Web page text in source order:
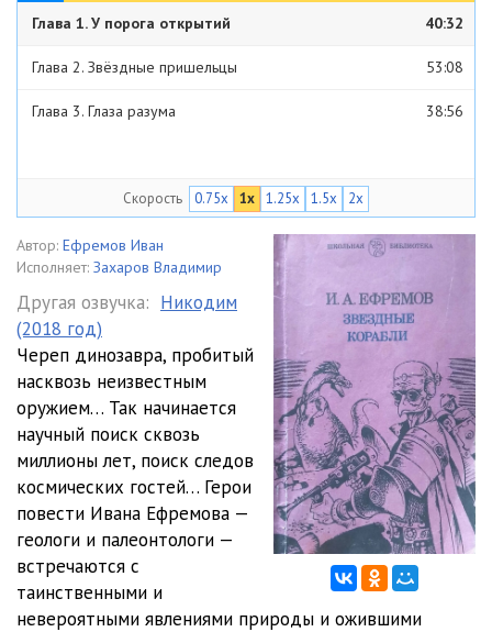
Глава 1. У порога открытий 40:32
Глава 2. Звёздные пришельцы 53:08
Глава 3. Глаза разума 38:56
Скорость 0.75x 1x 1.25x 1.5x 2x
Автор: Ефремов Иван
Исполняет: Захаров Владимир
Другая озвучка: Никодим
(2018 год)
Череп динозавра, пробитый
насквозь неизвестным
оружием… Так начинается
научный поиск сквозь
миллионы лет, поиск следов
космических гостей… Герои
повести Ивана Ефремова —
геологи и палеонтологи —
встречаются с
таинственными и
невероятными явлениями природы и ожившими